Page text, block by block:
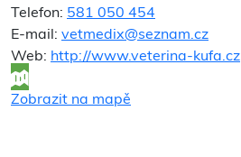
Telefon: 581 050 454
E-mail: vetmedix@seznam.cz
Web: http://www.veterina-kufa.cz
Zobrazit na mapě